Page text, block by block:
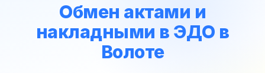
Обмен актами и
накладными в ЭДО в
Волоте